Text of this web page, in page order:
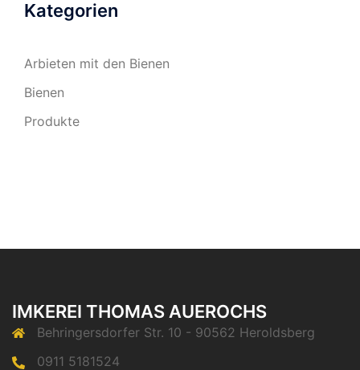
Kategorien
Arbieten mit den Bienen
Bienen
Produkte
IMKEREI THOMAS AUEROCHS
Behringersdorfer Str. 10 - 90562 Heroldsberg
0911 5181524